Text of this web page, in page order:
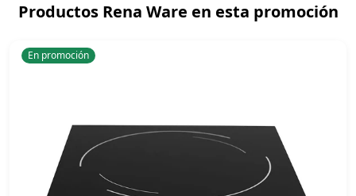
Productos Rena Ware en esta promoción
En promoción